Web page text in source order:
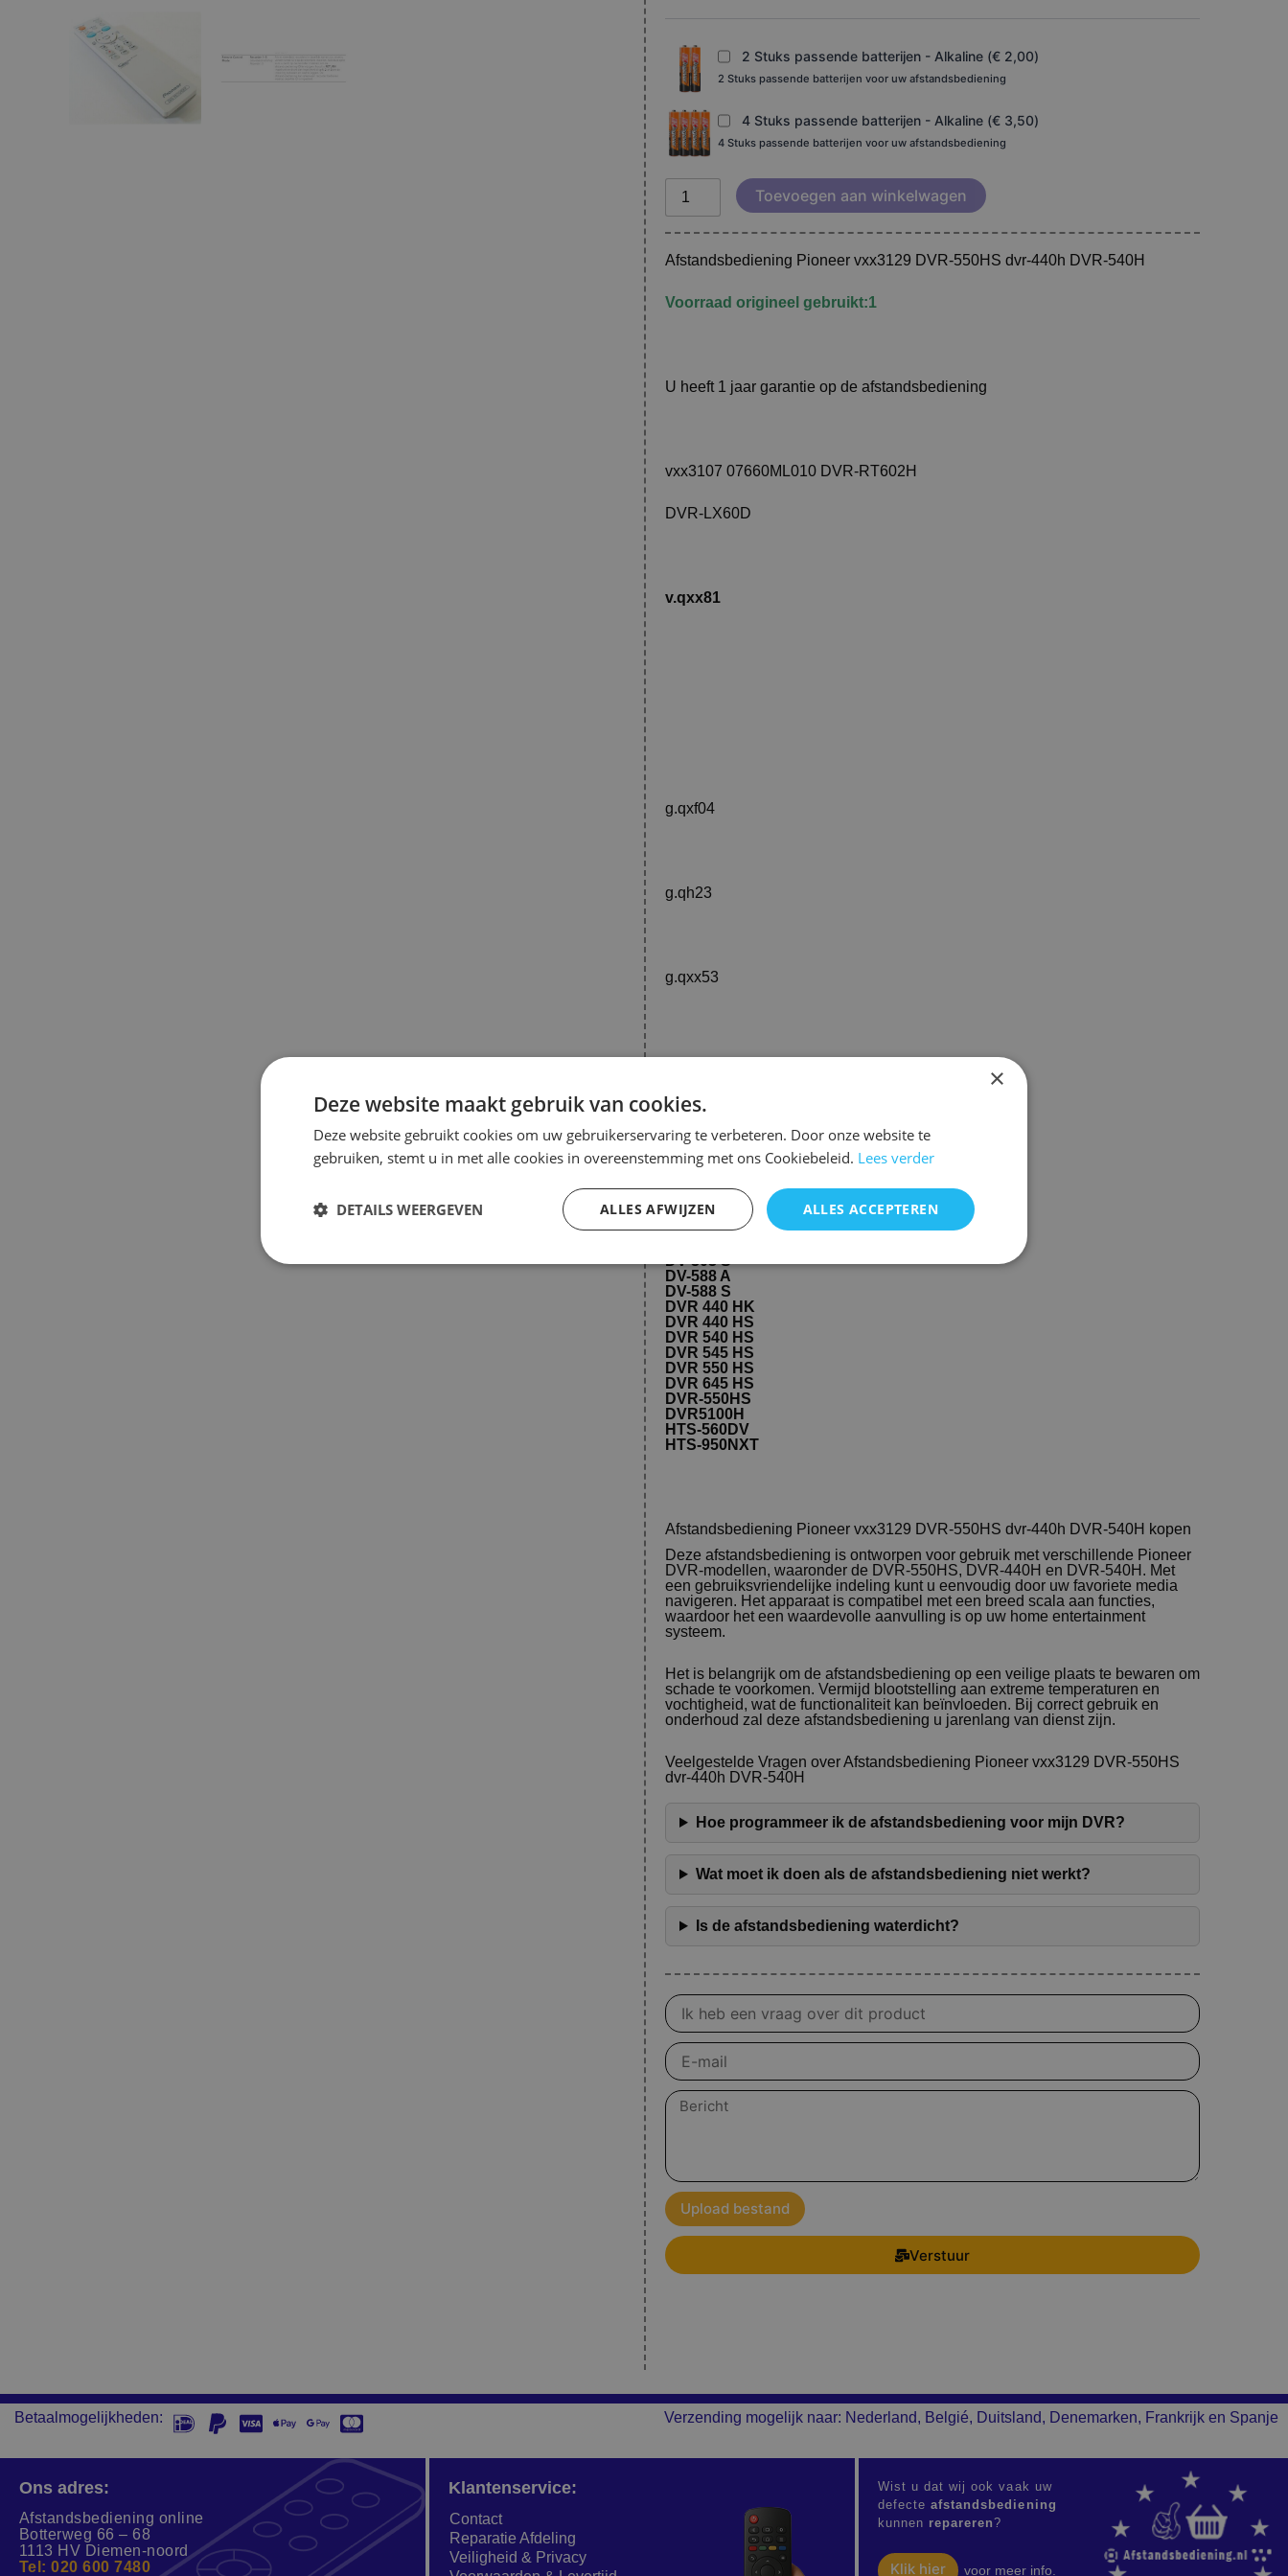
2 Stuks passende batterijen - Alkaline (€ 2,00)
2 Stuks passende batterijen voor uw afstandsbediening
4 Stuks passende batterijen - Alkaline (€ 3,50)
4 Stuks passende batterijen voor uw afstandsbediening
DVR-
540H
aantal
Toevoegen aan winkelwagen
Afstandsbediening Pioneer vxx3129 DVR-550HS dvr-440h DVR-540H
Voorraad origineel gebruikt:1
U heeft 1 jaar garantie op de afstandsbediening
vxx3107 07660ML010 DVR-RT602H
DVR-LX60D
v.qxx81
g.qxf04
g.qh23
g.qxx53
DV-285
DV-303 S
DV-588 A
DV-588 S
DVR 440 HK
DVR 440 HS
DVR 540 HS
DVR 545 HS
DVR 550 HS
DVR 645 HS
DVR-550HS
DVR5100H
HTS-560DV
HTS-950NXT
Afstandsbediening Pioneer vxx3129 DVR-550HS dvr-440h DVR-540H kopen
Deze afstandsbediening is ontworpen voor gebruik met verschillende Pioneer
DVR-modellen, waaronder de DVR-550HS, DVR-440H en DVR-540H. Met
een gebruiksvriendelijke indeling kunt u eenvoudig door uw favoriete media
navigeren. Het apparaat is compatibel met een breed scala aan functies,
waardoor het een waardevolle aanvulling is op uw home entertainment
systeem.
Het is belangrijk om de afstandsbediening op een veilige plaats te bewaren om
schade te voorkomen. Vermijd blootstelling aan extreme temperaturen en
vochtigheid, wat de functionaliteit kan beïnvloeden. Bij correct gebruik en
onderhoud zal deze afstandsbediening u jarenlang van dienst zijn.
Veelgestelde Vragen over Afstandsbediening Pioneer vxx3129 DVR-550HS
dvr-440h DVR-540H
Hoe programmeer ik de afstandsbediening voor mijn DVR?
Wat moet ik doen als de afstandsbediening niet werkt?
Is de afstandsbediening waterdicht?
Vraag
over
product
E-
mail
Bericht
Upload bestand
Verstuur
Betaalmogelijkheden: Verzending mogelijk naar: Nederland, Belgié, Duitsland, Denemarken, Frankrijk en Spanje
Ons adres:
Afstandsbediening online
Botterweg 66 – 68
1113 HV Diemen-noord
Tel: 020 600 7480
Klantenservice:
Contact
Reparatie Afdeling
Veiligheid & Privacy
Wist u dat wij ook vaak uw
defecteafstandsbediening
kunnen repareren?
Klik hier voor meer info.
×
Deze website maakt gebruik van cookies.
Deze website gebruikt cookies om uw gebruikerservaring te verbeteren. Door onze website te
gebruiken, stemt u in met alle cookies in overeenstemming met ons Cookiebeleid. Lees verder
ALLES ACCEPTEREN
ALLES AFWIJZEN
DETAILS WEERGEVEN